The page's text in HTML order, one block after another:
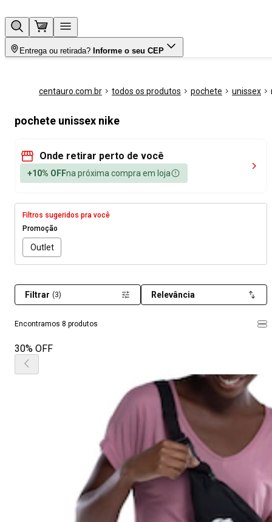
Entrega ou retirada? Informe o seu CEP
centauro.com.br todos os produtos pochete unissex
pochete unissex nike
Onde retirar perto de você
+10% OFFna próxima compra em loja
Filtros sugeridos pra você
Promoção
Outlet
Encontramos 8 produtos
Filtrar (3) Relevância
30% OFF